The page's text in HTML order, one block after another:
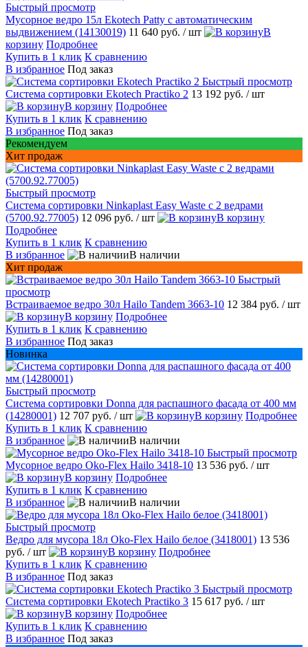
Быстрый просмотр
Мусорное ведро 15л Ekotech Patty с автоматическим
выдвижением (14130019) 11 640 руб. / шт
В
корзину Подробнее
Купить в 1 клик К сравнению
В избранное Под заказ
Быстрый просмотр
Система сортировки Ekotech Practiko 2 13 192 руб. / шт
В корзину Подробнее
Купить в 1 клик К сравнению
В избранное Под заказ
Рекомендуем
Хит продаж
Быстрый просмотр
Система сортировки Ninkaplast Easy Waste с 2 ведрами
(5700.92.77005) 12 096 руб. / шт
В корзину
Подробнее
Купить в 1 клик К сравнению
В избранное
В наличии
Хит продаж
Быстрый
просмотр
Встраиваемое ведро 30л Hailo Tandem 3663-10 12 384 руб. / шт
В корзину Подробнее
Купить в 1 клик К сравнению
В избранное Под заказ
Новинка
Быстрый просмотр
Система сортировки Donna для распашного фасада от 400 мм
(14280001) 12 707 руб. / шт В корзину Подробнее
Купить в 1 клик К сравнению
В избранное
В наличии
Быстрый просмотр
Мусорное ведро Oko-Flex Hailo 3418-10 13 536 руб. / шт
В корзину Подробнее
Купить в 1 клик К сравнению
В избранное
В наличии
Быстрый просмотр
Ведро для мусора 18л Oko-Flex Hailo белое (3418001) 13 536
руб. / шт В корзину Подробнее
Купить в 1 клик К сравнению
В избранное Под заказ
Быстрый просмотр
Система сортировки Ekotech Practiko 3 15 617 руб. / шт
В корзину Подробнее
Купить в 1 клик К сравнению
В избранное Под заказ